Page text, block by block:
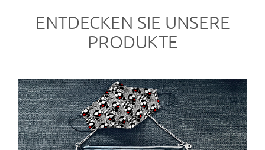
ENTDECKEN SIE UNSERE
PRODUKTE